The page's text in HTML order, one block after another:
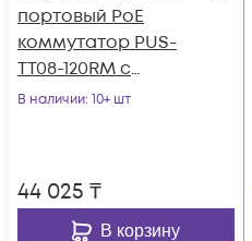
портовый PoE
коммутатор PUS-
TT08-120RM с
возможностью
В наличии: 10+ шт
44 025 ₸
В корзину